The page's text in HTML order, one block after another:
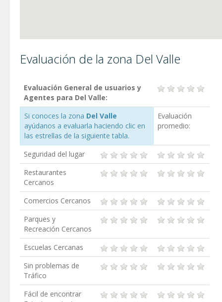
Evaluación de la zona Del Valle
Evaluación General de usuarios y
Agentes para Del Valle:
Si conoces la zona Del Valle
ayúdanos a evaluarla haciendo clic en
las estrellas de la siguiente tabla.
Evaluación
promedio:
Seguridad del lugar
Restaurantes
Cercanos
Comercios Cercanos
Parques y
Recreación Cercanos
Escuelas Cercanas
Sin problemas de
Tráfico
Fácil de encontrar